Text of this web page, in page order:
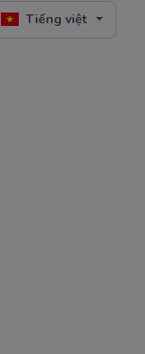
Tiếng việt